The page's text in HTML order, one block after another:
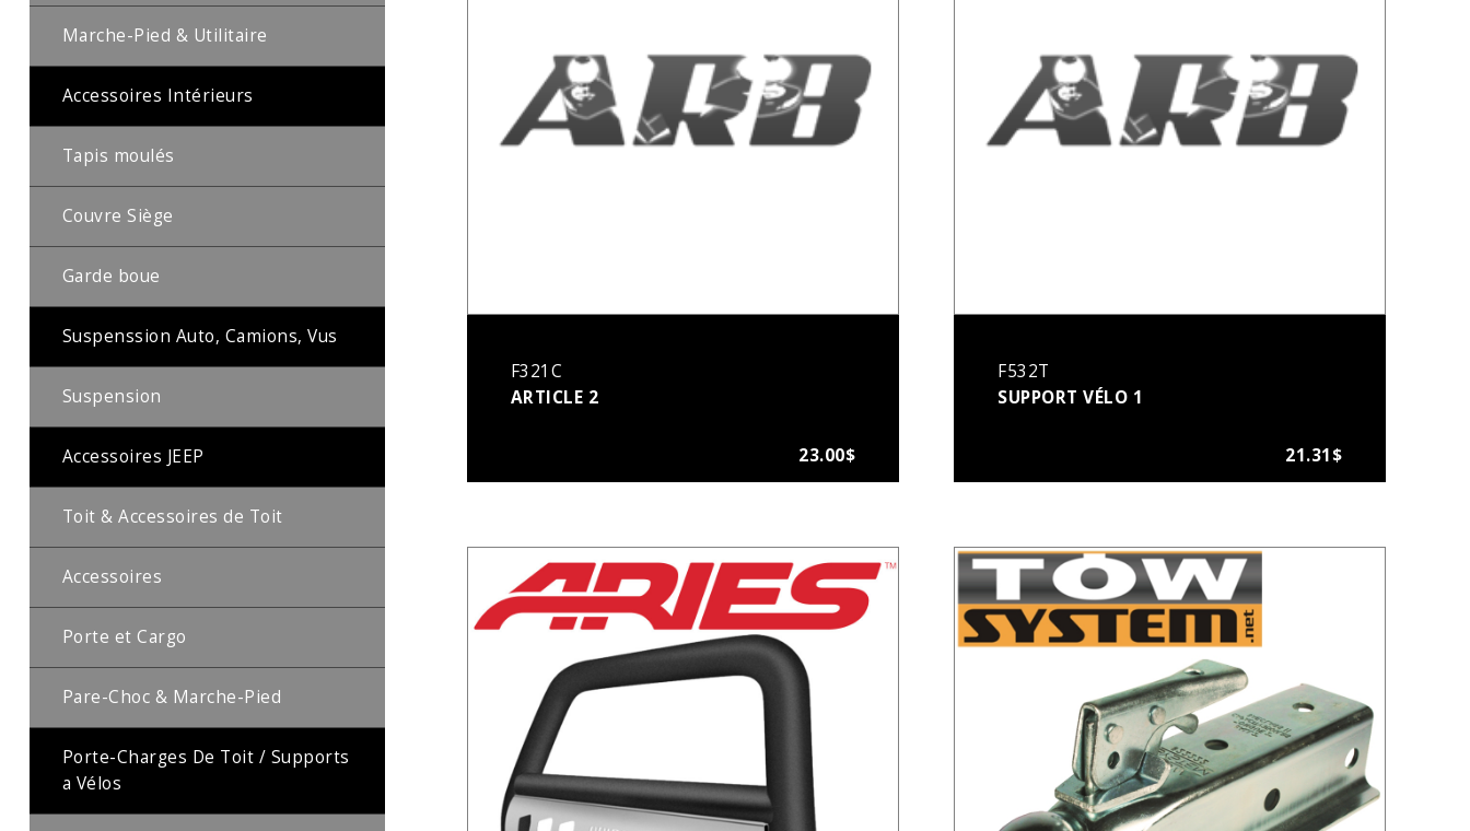
Marche-Pied & Utilitaire
Accessoires Intérieurs
Tapis moulés
Couvre Siège
Garde boue
Suspenssion Auto, Camions, Vus
Suspension
Accessoires JEEP
Toit & Accessoires de Toit
Accessoires
Porte et Cargo
Pare-Choc & Marche-Pied
Porte-Charges De Toit / Supports
a Vélos
F321C
ARTICLE 2
23.00$
F532T
SUPPORT VÉLO 1
21.31$